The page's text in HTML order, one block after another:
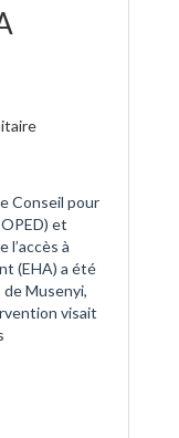
Conseil pour
et
l’accès à
(EHA) a été
Musenyi,
visait